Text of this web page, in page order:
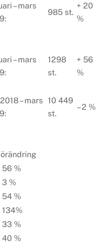
– mars
985 st.
+ 20
%
– mars
1298
st.
+ 56
%
– mars 10 449
st.
– 2 %
56 %
3 %
54 %
134%
33 %
40 %